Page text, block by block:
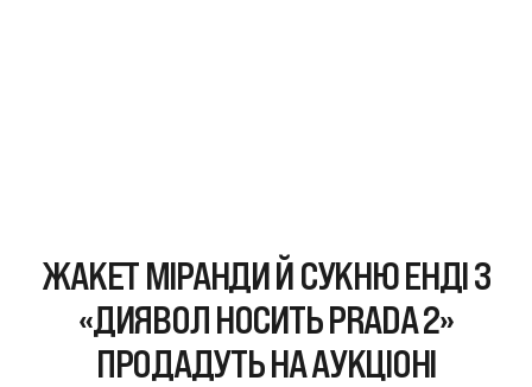
ЖАКЕТ МІРАНДИ Й СУКНЮ ЕНДІ З
«ДИЯВОЛ НОСИТЬ PRADA 2»
ПРОДАДУТЬ НА АУКЦІОНІ